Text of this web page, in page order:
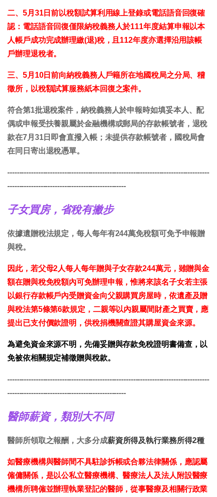
二、5月31日前以稅額試算利用線上登錄或電話語音回復確
認：電話語音回復僅限納稅義務人於111年度結算申報以本
人帳戶成功完成辦理繳(退)稅，且112年度亦選擇沿用該帳
戶辦理退稅者。
三、5月10日前向納稅義務人戶籍所在地國稅局之分局、稽
徵所，以稅額試算服務紙本回復之案件。
符合第1批退稅案件，納稅義務人於申報時如填妥本人、配
偶或申報受扶養親屬於金融機構或郵局的存款帳號者，退稅
款在7月31日即會直撥入帳；未提供存款帳號者，國稅局會
在同日寄出退稅憑單。
-------------------------------------------------------------------------------------
--------------------------------------------------
子女買房，省稅有撇步
依據遺贈稅法規定，每人每年有244萬免稅額可免予申報贈
與稅。
因此，若父母2人每人每年贈與子女存款244萬元，雖贈與金
額在贈與稅免稅額內可免辦理申報，惟將來該名子女若主張
以銀行存款帳戶內受贈資金向父親購買房屋時，依遺產及贈
與稅法第5條第6款規定，二親等以內親屬間財產之買賣，應
提出已支付價款證明，供稅捐機關查證其購屋資金來源。
為避免資金來源不明，先備妥贈與存款免稅證明書備查，以
免被依相關規定補徵贈與稅款。
-------------------------------------------------------------------------------------
--------------------------------------------------
醫師薪資，類別大不同
醫師所領取之報酬，大多分成薪資所得及執行業務所得2種
如醫療機構與醫師間不具駐診拆帳或合夥法律關係，應認屬
僱傭關係，是以公私立醫療機構、醫療法人及法人附設醫療
機構所聘僱並辦理執業登記的醫師，從事醫療及相關行政業